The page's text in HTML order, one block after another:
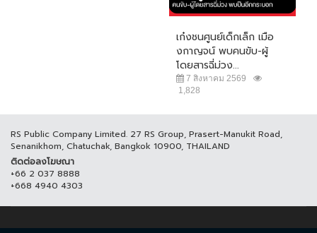
เก๋งชนศูนย์เด็กเล็ก เมือ
งกาญจน์ พบคนขับ-ผู้
โดยสารฉี่ม่วง...
7 สิงหาคม 2569
1,828
RS Public Company Limited. 27 RS Group, Prasert-Manukit Road,
Senanikhom, Chatuchak, Bangkok 10900, THAILAND
ติดต่อลงโฆษณา
+66 2 037 8888
+668 4940 4303